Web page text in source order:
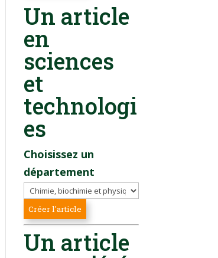
Un article
en
sciences
et
technologi
es
Choisissez un
département
Un article